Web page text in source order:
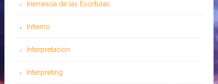
Inerrancia de las Escrituras
Infierno
Interpretación
Interpreting